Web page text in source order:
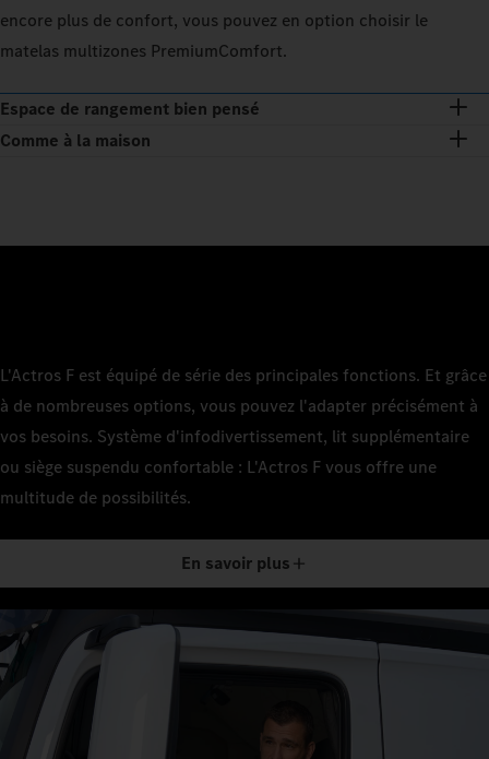
encore plus de confort, vous pouvez en option choisir le
matelas multizones PremiumComfort.
Espace de rangement bien pensé
Comme à la maison
L'Actros F est équipé de série des principales fonctions. Et grâce
à de nombreuses options, vous pouvez l'adapter précisément à
vos besoins. Système d'infodivertissement, lit supplémentaire
ou siège suspendu confortable : L'Actros F vous offre une
multitude de possibilités.
En savoir plus